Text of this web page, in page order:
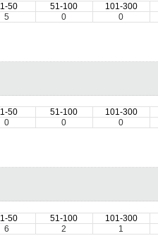
50 51-100 101-300
5 0 0
50 51-100 101-300
0 0 0
50 51-100 101-300
6 2 1